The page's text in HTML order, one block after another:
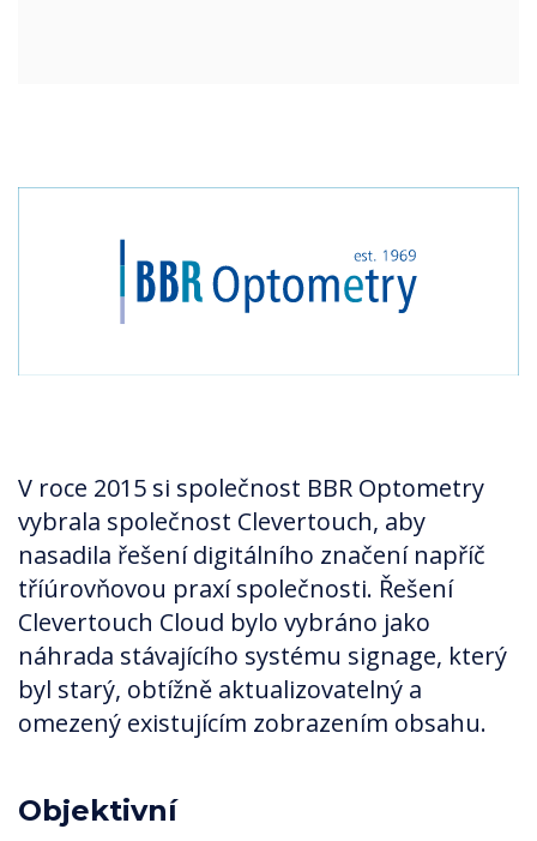
V roce 2015 si společnost BBR Optometry
vybrala společnost Clevertouch, aby
nasadila řešení digitálního značení napříč
tříúrovňovou praxí společnosti. Řešení
Clevertouch Cloud bylo vybráno jako
náhrada stávajícího systému signage, který
byl starý, obtížně aktualizovatelný a
omezený existujícím zobrazením obsahu.
Objektivní